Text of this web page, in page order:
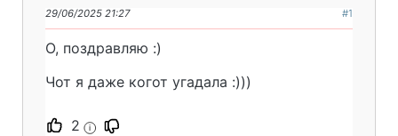
29/06/2025 21:27 #1
О, поздравляю :)
Чот я даже когот угадала :)))
2 i